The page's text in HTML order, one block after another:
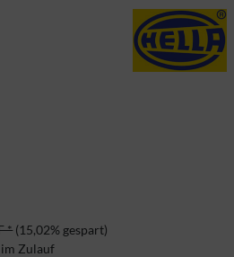
* (15,02% gespart)
Zulauf